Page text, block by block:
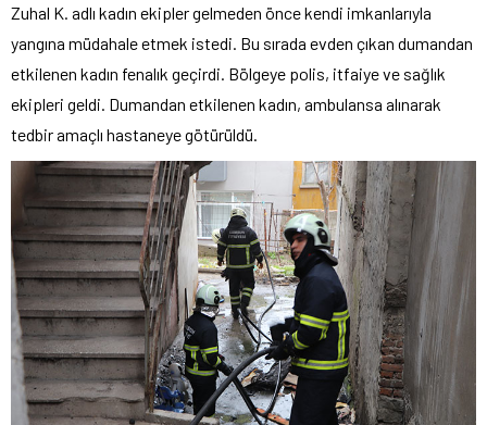
Zuhal K. adlı kadın ekipler gelmeden önce kendi imkanlarıyla
yangına müdahale etmek istedi. Bu sırada evden çıkan dumandan
etkilenen kadın fenalık geçirdi. Bölgeye polis, itfaiye ve sağlık
ekipleri geldi. Dumandan etkilenen kadın, ambulansa alınarak
tedbir amaçlı hastaneye götürüldü.